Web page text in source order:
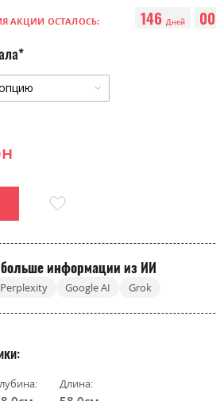
АКЦИИ ОСТАЛОСЬ: 146 Дней 00
больше информации из ИИ
Perplexity Google AI Grok
Длина: